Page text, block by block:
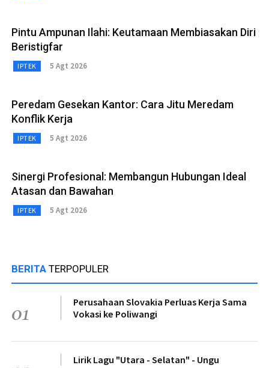
Pintu Ampunan Ilahi: Keutamaan Membiasakan Diri
Beristigfar
IPTEK 5 Agt 2026
Peredam Gesekan Kantor: Cara Jitu Meredam
Konflik Kerja
IPTEK 5 Agt 2026
Sinergi Profesional: Membangun Hubungan Ideal
Atasan dan Bawahan
IPTEK 5 Agt 2026
BERITA TERPOPULER
01
Perusahaan Slovakia Perluas Kerja Sama
Vokasi ke Poliwangi
Lirik Lagu "Utara - Selatan" - Ungu